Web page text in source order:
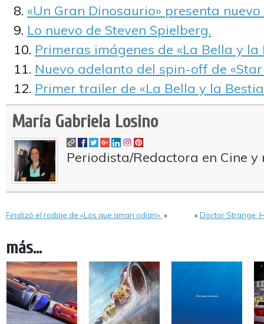
«Un Gran Dinosaurio» presenta
Lo nuevo de Steven Spielberg.
Primeras imágenes de «La Bella y la
Nuevo adelanto del spin-off de «Star
Primer trailer de «La Bella y la
María Gabriela Losino
Periodista/Redactora en Cine y
Finalizó el rodaje de «Los que aman odian». » «Doctor Strange:
más...